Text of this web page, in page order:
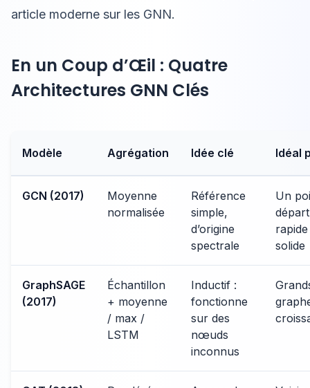
article moderne sur les GNN.
En un Coup d’Œil : Quatre
Architectures GNN Clés
Modèle Agrégation Idée clé Idéal
GCN (2017)
Moyenne
normalisée
Référence
simple,
d’origine
spectrale
Un
départ
solide
GraphSAGE
(2017)
Échantillon
+ moyenne
/ max /
LSTM
Inductif :
fonctionne
sur des
nœuds
inconnus